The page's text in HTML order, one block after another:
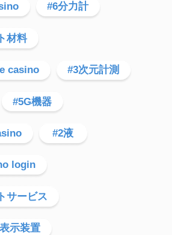
#6分力計
材料
casino #3次元計測
#5G機器
#2液
login
サービス
示装置